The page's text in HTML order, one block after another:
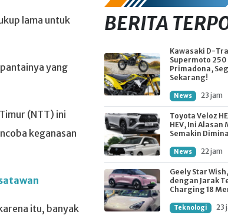
lama untuk
yang
(NTT) ini
keganasan
itu, banyak
BERITA
Kawasaki D-
Supermoto 250
Primadona,
Sekarang!
News 23 jam
Toyota Veloz
HEV, Ini Alasan
Semakin
News 22 jam
Geely Star
dengan Jarak
Charging 18
Teknologi 23